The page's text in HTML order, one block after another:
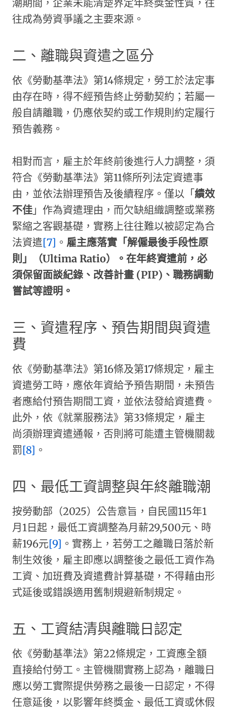
潮期間，企業未能清楚界定年終獎金性質，往
往成為勞資爭議之主要來源。
二、離職與資遣之區分
依《勞動基準法》第14條規定，勞工於法定事
由存在時，得不經預告終止勞動契約；若屬一
般自請離職，仍應依契約或工作規則約定履行
預告義務。
相對而言，雇主於年終前後進行人力調整，須
符合《勞動基準法》第11條所列法定資遣事
由，並依法辦理預告及後續程序。僅以「績效
不佳 」作為資遣理由，而欠缺組織調整或業務
緊縮之客觀基礎，實務上往往難以被認定為合
法資遣[7] 。 雇主應落實「解僱最後手段性原
則」（Ultima Ratio）。在年終資遣前，必
須保留面談紀錄、改善計畫 (PIP)、職務調動
嘗試等證明。
三、資遣程序、預告期間與資遣
費
依《勞動基準法》第16條及第17條規定，雇主
資遣勞工時，應依年資給予預告期間，未預告
者應給付預告期間工資，並依法發給資遣費。
此外，依《就業服務法》第33條規定，雇主
尚須辦理資遣通報，否則將可能遭主管機關裁
罰[8] 。
四、最低工資調整與年終離職潮
按勞動部（2025）公告意旨，自民國115年1
月1日起，最低工資調整為月薪29,500元、時
薪196元[9] 。實務上，若勞工之離職日落於新
制生效後，雇主即應以調整後之最低工資作為
工資、加班費及資遣費計算基礎，不得藉由形
式延後或錯誤適用舊制規避新制規定。
五、工資結清與離職日認定
依《勞動基準法》第22條規定，工資應全額
直接給付勞工。主管機關實務上認為，離職日
應以勞工實際提供勞務之最後一日認定，不得
任意延後，以影響年終獎金、最低工資或休假